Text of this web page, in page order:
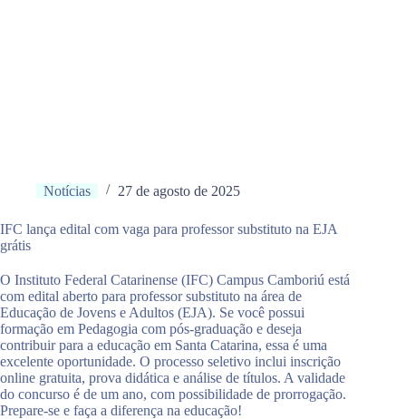
Notícias 27 de agosto de 2025
IFC lança edital com vaga para professor substituto na EJA
grátis
O Instituto Federal Catarinense (IFC) Campus Camboriú está
com edital aberto para professor substituto na área de
Educação de Jovens e Adultos (EJA). Se você possui
formação em Pedagogia com pós-graduação e deseja
contribuir para a educação em Santa Catarina, essa é uma
excelente oportunidade. O processo seletivo inclui inscrição
online gratuita, prova didática e análise de títulos. A validade
do concurso é de um ano, com possibilidade de prorrogação.
Prepare-se e faça a diferença na educação!